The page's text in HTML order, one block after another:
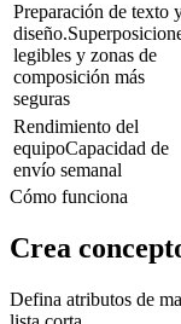
Preparación de texto
diseño.
legibles y zonas de
composición más
seguras
Rendimiento del
equipoCapacidad de
envío semanal
Cómo funciona
Crea
Defina atributos de